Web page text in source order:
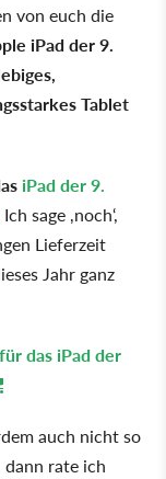
von euch die
iPad der 9.
Tablet
iPad der 9.
Ich sage ‚noch‘,
Lieferzeit
Jahr ganz
das iPad der
auch nicht so
rate ich